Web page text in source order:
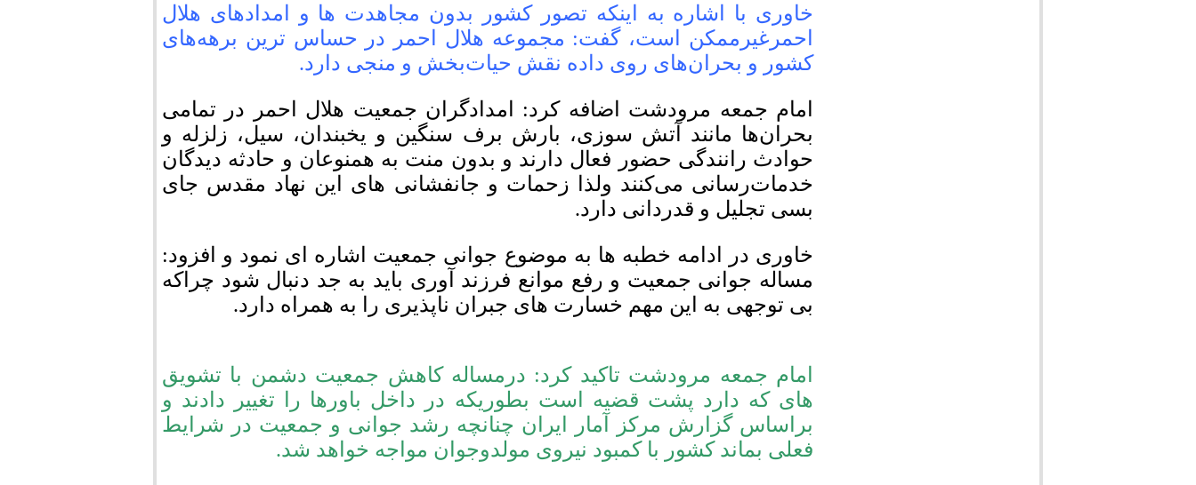
خاوری با اشاره به اینکه تصور کشور بدون مجاهدت ها و امدادهای هلال
احمرغیرممکن است، گفت: مجموعه هلال احمر در حساس ترین برهه‌های
کشور و بحران‌های روی داده نقش حیات‌بخش و منجی دارد.
امام جمعه مرودشت اضافه کرد: امدادگران جمعیت هلال احمر در تمامی
بحران‌ها مانند آتش سوزی، بارش برف سنگین و یخبندان، سیل، زلزله و
حوادث رانندگی حضور فعال دارند و بدون منت به همنوعان و حادثه دیدگان
خدمات‌رسانی می‌کنند ولذا زحمات و جانفشانی های این نهاد مقدس جای
بسی تجلیل و قدردانی دارد.
خاوری در ادامه خطبه ها به موضوع جوانی جمعیت اشاره ای نمود و افزود:
مساله جوانی جمعیت و رفع موانع فرزند آوری باید به جد دنبال شود چراکه
بی توجهی به این مهم خسارت های جبران ناپذیری را به همراه دارد.
امام جمعه مرودشت تاکید کرد: درمساله کاهش جمعیت دشمن با تشویق
های که دارد پشت قضیه است بطوریکه در داخل باورها را تغییر دادند و
براساس گزارش مرکز آمار ایران چنانچه رشد جوانی و جمعیت در شرایط
فعلی بماند کشور با کمبود نیروی مولدوجوان مواجه خواهد شد.